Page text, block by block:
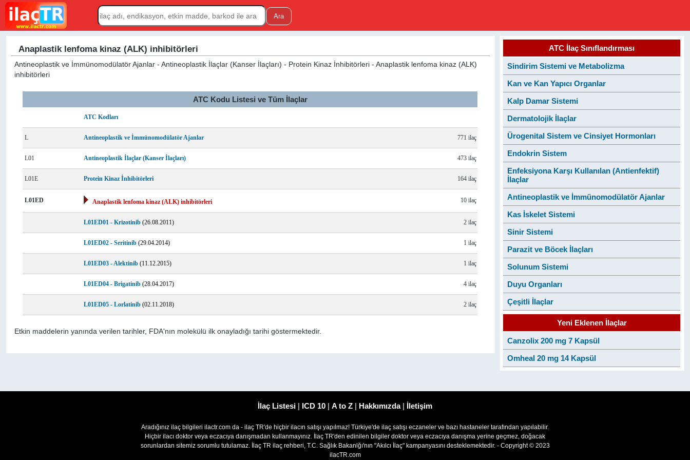
Anaplastik lenfoma kinaz (ALK) inhibitörleri
Antineoplastik ve İmmünomodülatör Ajanlar - Antineoplastik İlaçlar (Kanser İlaçları) - Protein Kinaz İnhibitörleri - Anaplastik lenfoma kinaz (ALK)
inhibitörleri
ATC Kodu Listesi ve Tüm İlaçlar
ATC Kodları
L Antineoplastik ve İmmünomodülatör Ajanlar 771 ilaç
L01 Antineoplastik İlaçlar (Kanser İlaçları) 473 ilaç
L01E Protein Kinaz İnhibitörleri 164 ilaç
L01ED Anaplastik lenfoma kinaz (ALK) inhibitörleri 10 ilaç
L01ED01 - Krizotinib(26.08.2011) 2 ilaç
L01ED02 - Seritinib(29.04.2014) 1 ilaç
L01ED03 - Alektinib(11.12.2015) 1 ilaç
L01ED04 - Brigatinib(28.04.2017) 4 ilaç
L01ED05 - Lorlatinib(02.11.2018) 2 ilaç
Etkin maddelerin yanında verilen tarihler, FDA'nın molekülü ilk onayladığı tarihi göstermektedir.
ATC İlaç Sınıflandırması
Sindirim Sistemi ve Metabolizma
Kan ve Kan Yapıcı Organlar
Kalp Damar Sistemi
Dermatolojik İlaçlar
Ürogenital Sistem ve Cinsiyet Hormonları
Endokrin Sistem
Enfeksiyona Karşı Kullanılan (Antienfektif)
İlaçlar
Antineoplastik ve İmmünomodülatör Ajanlar
Kas İskelet Sistemi
Sinir Sistemi
Parazit ve Böcek İlaçları
Solunum Sistemi
Duyu Organları
Çeşitli İlaçlar
Yeni Eklenen İlaçlar
Canzolix 200 mg 7 Kapsül
Omheal 20 mg 14 Kapsül
İlaç Listesi | ICD 10 | A to Z | Hakkımızda| İletişim
Aradığınız ilaç bilgileri ilactr.com da - ilaç TR'de hiçbir ilacın satışı yapılmaz! Türkiye'de ilaç satışı eczaneler ve bazı hastaneler tarafından yapılabilir.
Hiçbir ilacı doktor veya eczacıya danışmadan kullanmayınız. İlaç TR'den edinilen bilgiler doktor veya eczacıya danışma yerine geçmez, doğacak
sorunlardan sitemiz sorumlu tutulamaz. İlaç TR ilaç rehberi, T.C. Sağlık Bakanlğı'nın "Akılcı İlaç" kampanyasını desteklemektedir. - Copyright © 2023
ilacTR.com